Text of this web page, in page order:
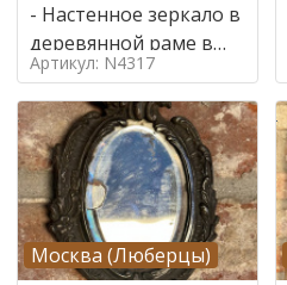
- Настенное зеркало в
деревянной раме в
стиле
Артикул: N4317
Москва (Люберцы)